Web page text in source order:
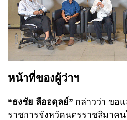
หน้าที่ของผู้ว่าฯ
“ธงชัย ลืออดุลย์” กล่าวว่า ขอ
ราชการจังหวัดนครราชสีมาค